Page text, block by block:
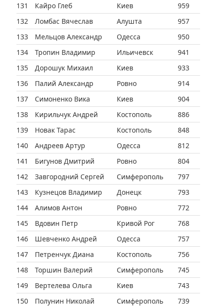
131
Кайро Глеб Киев
959
132
Ломбас Вячеслав Алушта
957
133
Мельцов Александр Одесса
950
134
Тропин Владимир Ильичевск
941
135
Дорошук Михаил Киев
933
136
Палий Александр Ровно
914
137
Симоненко Вика Киев
904
138
Кирильчук Андрей Костополь
886
139
Новак Тарас Костополь
848
140
Андреев Артур Одесса
812
141
Бигунов Дмитрий Ровно
804
142
Завгородний Сергей Симферополь
797
143
Кузнецов Владимир Донецк
793
144
Алимов Антон Ровно
772
145
Вдовин Петр Кривой Рог
768
146
Шевченко Андрей Одесса
757
147
Петренчук Диана Костополь
756
148
Торшин Валерий Симферополь
745
149
Вертелева Ольга Киев
743
150
Полунин Николай Симферополь
739